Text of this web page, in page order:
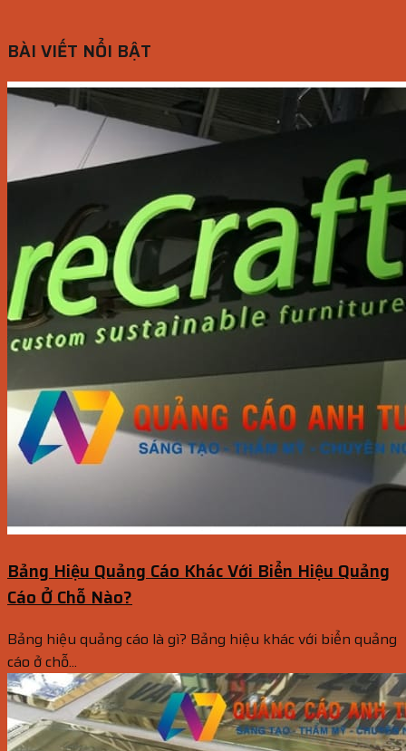
BÀI VIẾT NỔI BẬT
Bảng Hiệu Quảng Cáo Khác Với Biển Hiệu Quảng
Cáo Ở Chỗ Nào?
Bảng hiệu quảng cáo là gì? Bảng hiệu khác với biển quảng
cáo ở chỗ...